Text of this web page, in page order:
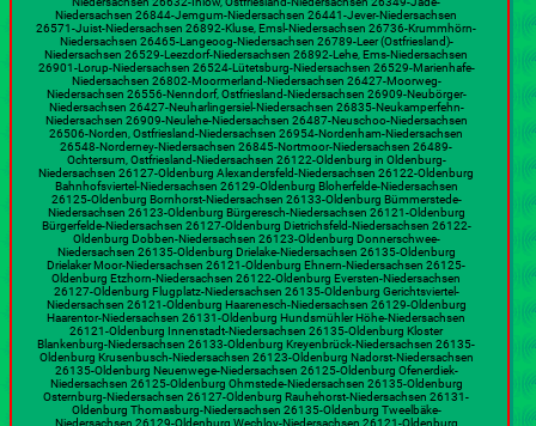
Niedersachsen 26844-Jemgum-Niedersachsen 26441-Jever-Niedersachsen
26571-Juist-Niedersachsen 26892-Kluse, Emsl-Niedersachsen 26736-Krummhörn-
Niedersachsen 26465-Langeoog-Niedersachsen 26789-Leer (Ostfriesland)-
Niedersachsen 26529-Leezdorf-Niedersachsen 26892-Lehe, Ems-Niedersachsen
26901-Lorup-Niedersachsen 26524-Lütetsburg-Niedersachsen 26529-Marienhafe-
Niedersachsen 26802-Moormerland-Niedersachsen 26427-Moorweg-
Niedersachsen 26556-Nenndorf, Ostfriesland-Niedersachsen 26909-Neubörger-
Niedersachsen 26427-Neuharlingersiel-Niedersachsen 26835-Neukamperfehn-
Niedersachsen 26909-Neulehe-Niedersachsen 26487-Neuschoo-Niedersachsen
26506-Norden, Ostfriesland-Niedersachsen 26954-Nordenham-Niedersachsen
26548-Norderney-Niedersachsen 26845-Nortmoor-Niedersachsen 26489-
Ochtersum, Ostfriesland-Niedersachsen 26122-Oldenburg in Oldenburg-
Niedersachsen 26127-Oldenburg Alexandersfeld-Niedersachsen 26122-Oldenburg
Bahnhofsviertel-Niedersachsen 26129-Oldenburg Bloherfelde-Niedersachsen
26125-Oldenburg Bornhorst-Niedersachsen 26133-Oldenburg Bümmerstede-
Niedersachsen 26123-Oldenburg Bürgeresch-Niedersachsen 26121-Oldenburg
Bürgerfelde-Niedersachsen 26127-Oldenburg Dietrichsfeld-Niedersachsen 26122-
Oldenburg Dobben-Niedersachsen 26123-Oldenburg Donnerschwee-
Niedersachsen 26135-Oldenburg Drielake-Niedersachsen 26135-Oldenburg
Drielaker Moor-Niedersachsen 26121-Oldenburg Ehnern-Niedersachsen 26125-
Oldenburg Etzhorn-Niedersachsen 26122-Oldenburg Eversten-Niedersachsen
26127-Oldenburg Flugplatz-Niedersachsen 26135-Oldenburg Gerichtsviertel-
Niedersachsen 26121-Oldenburg Haarenesch-Niedersachsen 26129-Oldenburg
Haarentor-Niedersachsen 26131-Oldenburg Hundsmühler Höhe-Niedersachsen
26121-Oldenburg Innenstadt-Niedersachsen 26135-Oldenburg Kloster
Blankenburg-Niedersachsen 26133-Oldenburg Kreyenbrück-Niedersachsen 26135-
Oldenburg Krusenbusch-Niedersachsen 26123-Oldenburg Nadorst-Niedersachsen
26135-Oldenburg Neuenwege-Niedersachsen 26125-Oldenburg Ofenerdiek-
Niedersachsen 26125-Oldenburg Ohmstede-Niedersachsen 26135-Oldenburg
Osternburg-Niedersachsen 26127-Oldenburg Rauhehorst-Niedersachsen 26131-
Oldenburg Thomasburg-Niedersachsen 26135-Oldenburg Tweelbäke-
Niedersachsen 26129-Oldenburg Wechloy-Niedersachsen 26121-Oldenburg